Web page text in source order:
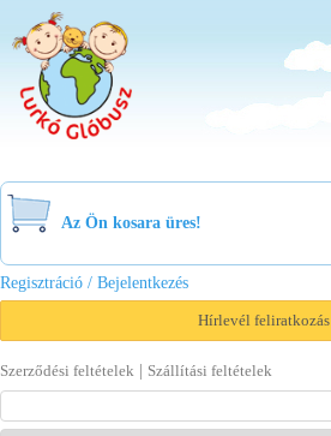
Bölcsőde
Család
Akció
Az Ön kosara üres!
Regisztráció / Bejelentkezés
Hírlevél feliratkozás
Szerződési feltételek | Szállítási feltételek